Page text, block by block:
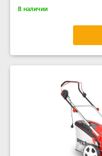
В наличии